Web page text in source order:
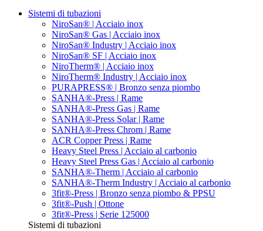
Sistemi di tubazioni
NiroSan® | Acciaio inox
NiroSan® Gas | Acciaio inox
NiroSan® Industry | Acciaio inox
NiroSan® SF | Acciaio inox
NiroTherm® | Acciaio inox
NiroTherm® Industry | Acciaio inox
PURAPRESS® | Bronzo senza piombo
SANHA®-Press | Rame
SANHA®-Press Gas | Rame
SANHA®-Press Solar | Rame
SANHA®-Press Chrom | Rame
ACR Copper Press | Rame
Heavy Steel Press | Acciaio al carbonio
Heavy Steel Press Gas | Acciaio al carbonio
SANHA®-Therm | Acciaio al carbonio
SANHA®-Therm Industry | Acciaio al carbonio
3fit®-Press | Bronzo senza piombo & PPSU
3fit®-Push | Ottone
3fit®-Press | Serie 125000
Sistemi di tubazioni